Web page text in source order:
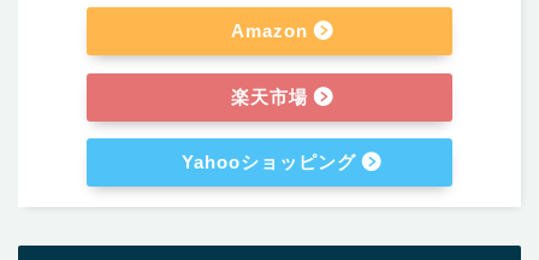
Amazon
楽天市場
Yahooショッピング